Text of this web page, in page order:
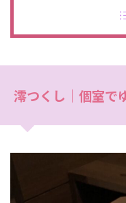
澪つくし｜個室で